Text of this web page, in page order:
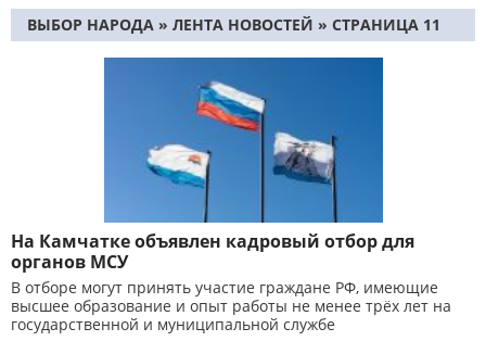
ВЫБОР НАРОДА » ЛЕНТА НОВОСТЕЙ » СТРАНИЦА 11
На Камчатке объявлен кадровый отбор для
органов МСУ
В отборе могут принять участие граждане РФ, имеющие
высшее образование и опыт работы не менее трёх лет на
государственной и муниципальной службе